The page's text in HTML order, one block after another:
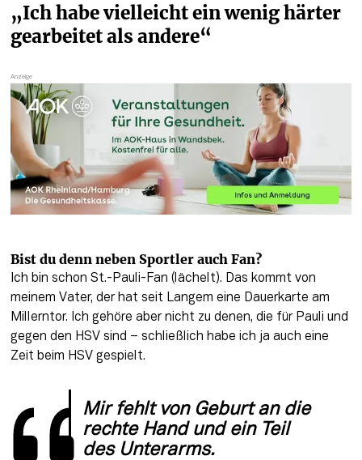
„Ich habe vielleicht ein wenig härter
gearbeitet als andere“
Bist du denn neben Sportler auch Fan?
Ich bin schon St.-Pauli-Fan (lächelt). Das kommt von
meinem Vater, der hat seit Langem eine Dauerkarte am
Millerntor. Ich gehöre aber nicht zu denen, die für Pauli und
gegen den HSV sind – schließlich habe ich ja auch eine
Zeit beim HSV gespielt.
Mir fehlt von Geburt an die
rechte Hand und ein Teil
des Unterarms.